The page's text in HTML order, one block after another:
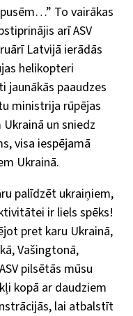
To vairākas
arī ASV
Latvijā ierādās
helikopteri
jaunākās paaudzes
ministrija rūpējas
un sniedz
visa iespējamā
Ukrainā.
palīdzēt ukraiņiem,
ir liels spēks!
pret karu Ukrainā,
Vašingtonā,
pilsētās mūsu
kopā ar daudziem
lai atbalstīt